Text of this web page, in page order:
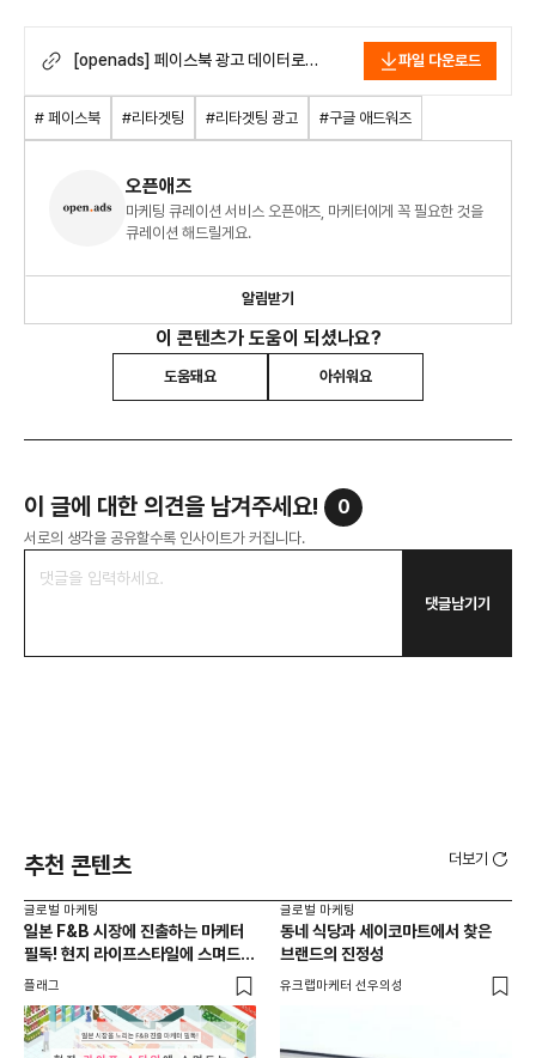
[openads] 페이스북 광고 데이터로
파일 다운로드
# 페이스북 #리타겟팅 #리타겟팅 광고 #구글 애드워즈
오픈애즈
마케팅 큐레이션 서비스 오픈애즈, 마케터에게 꼭 필요한 것을
큐레이션 해드릴게요.
알림받기
이 콘텐츠가 도움이 되셨나요?
도움돼요 아쉬워요
이 글에 대한 의견을 남겨주세요! 0
서로의 생각을 공유할수록 인사이트가 커집니다.
댓글남기기
추천 콘텐츠 더보기
글로벌 마케팅
일본 F&B 시장에 진출하는 마케터
필독! 현지 라이프스타일에 스며드는
5가지 로컬라이징 전략
플래그
글로벌 마케팅
동네 식당과 세이코마트에서 찾은
브랜드의 진정성
유크랩마케터 선우의성